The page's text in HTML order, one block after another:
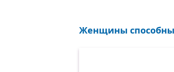
Женщины способны